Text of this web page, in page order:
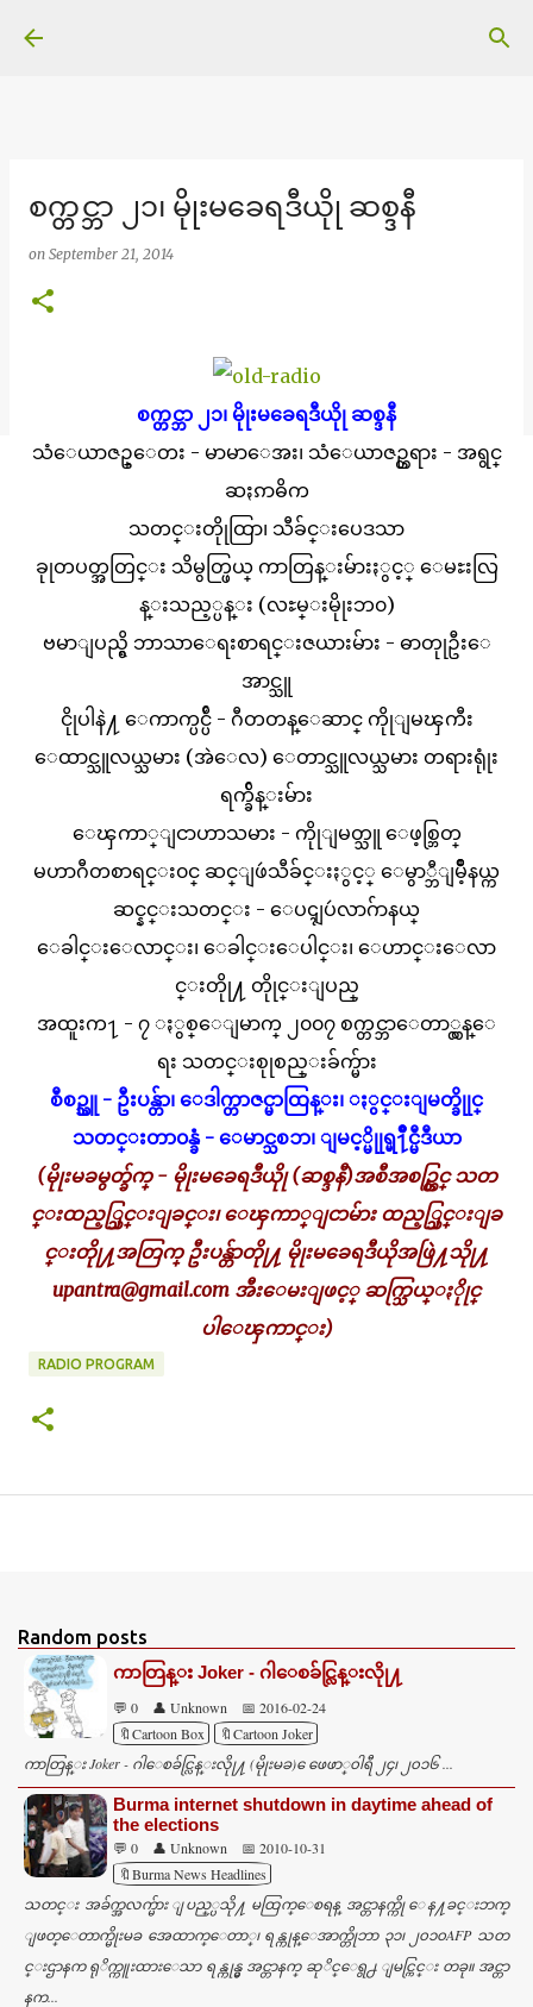
စက္တင္ဘာ ၂၁၊ မိုုးမခေရဒီယိုု ဆစ္ဒနီ
on September 21, 2014
စက္တင္ဘာ ၂၁၊ မိုုးမခေရဒီယိုု ဆစ္ဒနီ
သံေယာဇဥ္ေတး - မာမာေအး၊ သံေယာဇဥ္တရား - အရွင္
ဆႏၵာဓိက
သတင္းတိုုထြာ၊ သီခ်င္းပေဒသာ
ခုုတပတ္အတြင္း သိမွတ္ဖြယ္ ကာတြန္းမ်ားႏွင့္ ေမႊးလြ
န္းသည့္ပန္း (လႊမ္းမိုုးဘ၀)
ဗမာျပည္ရွိ ဘာသာေရးစာရင္းဇယားမ်ား - ဓာတုုဦးေ
အာင္သူ
ငိုုပါနဲ႔ ေကာက္ပင္ပ်ဴိ - ဂီတတန္ေဆာင္ ကိုုျမၾကီး
ေထာင္သူလယ္သမား (အဲေလ) ေတာင္သူလယ္သမား တရားရုုံး
ရက္ခ်ိန္းမ်ား
ေၾကာ္ျငာဟာသမား - ကိုုျမတ္သူ ေဖ့စ္ဘြတ္
မဟာဂီတစာရင္း၀င္ ဆင္ျဖဴသီခ်င္းႏွင့္ ေမွာ္ဘီျမိဳ့နယ္က
ဆင္နင္းသတင္း - ေပၚျပဴလာဂ်ာနယ္
ေခါင္းေလာင္း၊ ေခါင္းေပါင္း၊ ေဟာင္းေလာ
င္းတိုု႔ တိုုင္းျပည္
အထူးက႑ - ၇ ႏွစ္ေျမာက္ ၂၀၀၇ စက္တင္ဘာေတာ္လွန္ေ
ရး သတင္းစုုစည္းခ်က္မ်ား
စီစဥ္သူ - ဦးပန္တ်ာ၊ ေဒါက္တာဇင္မာထြန္း၊ ႏွင္းျမတ္ခိုုင္
သတင္းတာ၀န္ခံ - ေမာင္သစၥာ၊ ျမင့္မိုုရ္မ႑ိဳင္မီဒီယာ
(မိုုးမခမွတ္ခ်က္ - မိုုးမခေရဒီယိုု (ဆစ္ဒနီ)အစီအစဥ္တြင္ သတ
င္းထည့္သြင္းျခင္း၊ ေၾကာ္ျငာမ်ား ထည့္သြင္းျခ
င္းတိုု႔အတြက္ ဦးပန္တ်ာတိုု႔ မိုုးမခေရဒီယိုအဖြဲ႔သိုု႔
upantra@gmail.com အီးေမးျဖင့္ ဆက္သြယ္ႏိုုင္
ပါေၾကာင္း)
RADIO PROGRAM
Random posts
ကာတြန္း Joker - ဂါေစခ်င္လြန္းလိုု႔
💬 0 👤 Unknown
📅 2016-02-24
🔖Cartoon Box
🔖Cartoon Joker
ကာတြန္း Joker - ဂါေစခ်င္လြန္းလိုု႔ (မိုုးမခ) ေဖေဖာ္၀ါရီ ၂၄၊ ၂၀၁၆ ...
Burma internet shutdown in daytime ahead of
the elections
💬 0 👤 Unknown
📅 2010-10-31
🔖Burma News Headlines
သတင္း အခ်က္အလက္မ်ား ျပည္္ပသို႔ မထြက္ေစရန္ အင္တာနက္ကို ေန႔ခင္းဘက္
ျဖတ္ေတာက္မိုးမခ အေထာက္ေတာ္၊ ရန္ကုန္ေအာက္တိုဘာ ၃၁၊ ၂၀၁၀AFP သတ
င္းဌာနက ရုိက္ကူးထားေသာ ရန္ကုန္မွ အင္တာနက္ ဆုိင္ေရွ႕ ျမင္ကြင္း တခု။ အင္တာ
နက...